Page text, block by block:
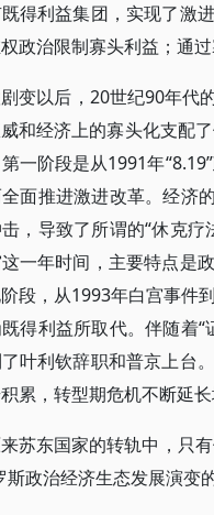
得利益集团，实现了激
政治限制寡头利益；通
变以后，20世纪90年代
和经济上的寡头化支配
一阶段是从1991年
面推进激进改革。经济
，导致了所谓的“休克
一年时间，主要特点是
段，从1993年白宫事件
得利益所取代。伴随着
叶利钦辞职和普京上台
累，转型期危机不断延
苏东国家的转轨中，只
斯政治经济生态发展演变